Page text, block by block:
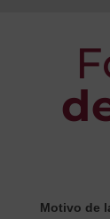
Motivo de